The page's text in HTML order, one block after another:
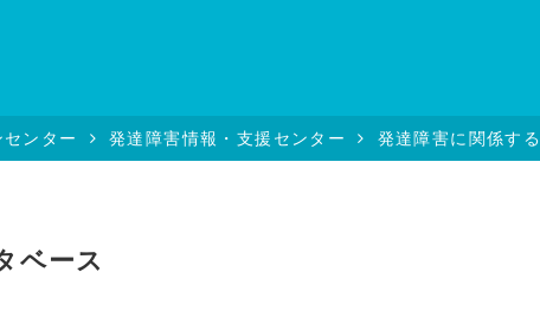
ンター 発達障害情報・支援センター 発達障害に関係す
ベース